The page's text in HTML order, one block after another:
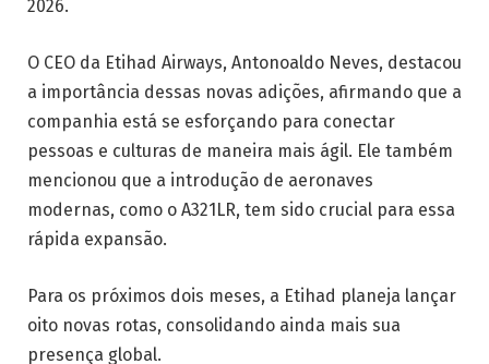
2026.
O CEO da Etihad Airways, Antonoaldo Neves, destacou
a importância dessas novas adições, afirmando que a
companhia está se esforçando para conectar
pessoas e culturas de maneira mais ágil. Ele também
mencionou que a introdução de aeronaves
modernas, como o A321LR, tem sido crucial para essa
rápida expansão.
Para os próximos dois meses, a Etihad planeja lançar
oito novas rotas, consolidando ainda mais sua
presença global.